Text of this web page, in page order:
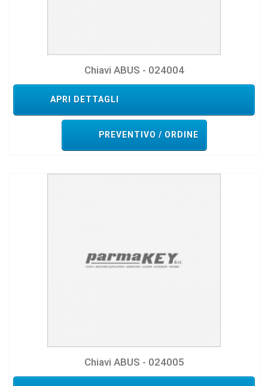
Chiavi ABUS - 024004
APRI DETTAGLI
PREVENTIVO / ORDINE
Chiavi ABUS - 024005